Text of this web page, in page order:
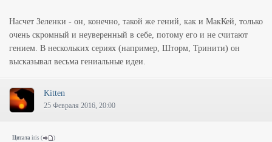
Насчет Зеленки - он, конечно, такой же гений, как и МакКей, только
очень скромный и неуверенный в себе, потому его и не считают
гением. В нескольких сериях (например, Шторм, Тринити) он
высказывал весьма гениальные идеи.
Kitten
25 Февраля 2016, 20:00
Цитата iris ( )